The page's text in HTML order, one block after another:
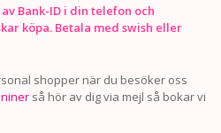
Bank-ID i din telefon och
köpa. Betala med swish eller
shopper när du besöker oss
så hör av dig via mejl så bokar vi